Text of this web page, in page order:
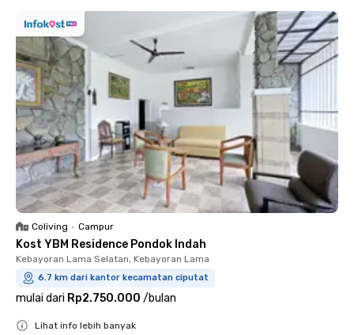
Coliving • Campur
Kost YBM Residence Pondok Indah
Kebayoran Lama Selatan, Kebayoran Lama
6.7 km dari kantor kecamatan ciputat
mulai dari Rp2.750.000 /bulan
Lihat info lebih banyak